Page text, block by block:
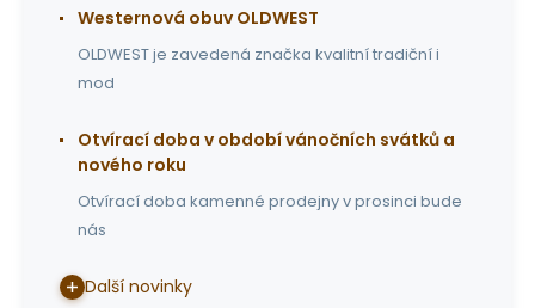
Westernová obuv OLDWEST
OLDWEST je zavedená značka kvalitní tradiční i
mod
Otvírací doba v období vánočních svátků a
nového roku
Otvírací doba kamenné prodejny v prosinci bude
nás
Další novinky